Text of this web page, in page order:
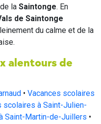
de la Saintonge. En
de Saintonge
du calme et de la
alentours de
• Vacances scolaires
scolaires à Saint-Julien-
Saint-Martin-de-Juillers •